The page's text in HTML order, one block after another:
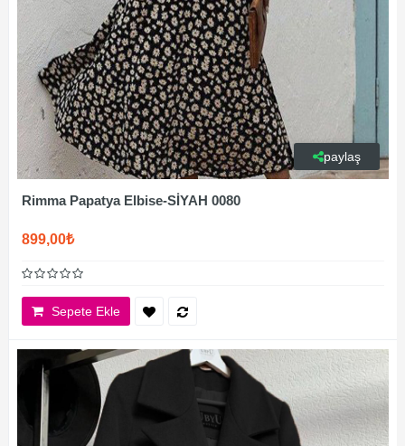
paylaş
Rimma Papatya Elbise-SİYAH 0080
899,00₺
Sepete Ekle